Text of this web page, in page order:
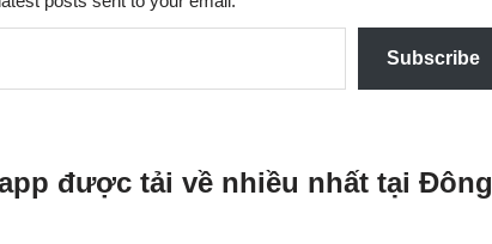
Subscribe
được tải về nhiều nhất tại Đông